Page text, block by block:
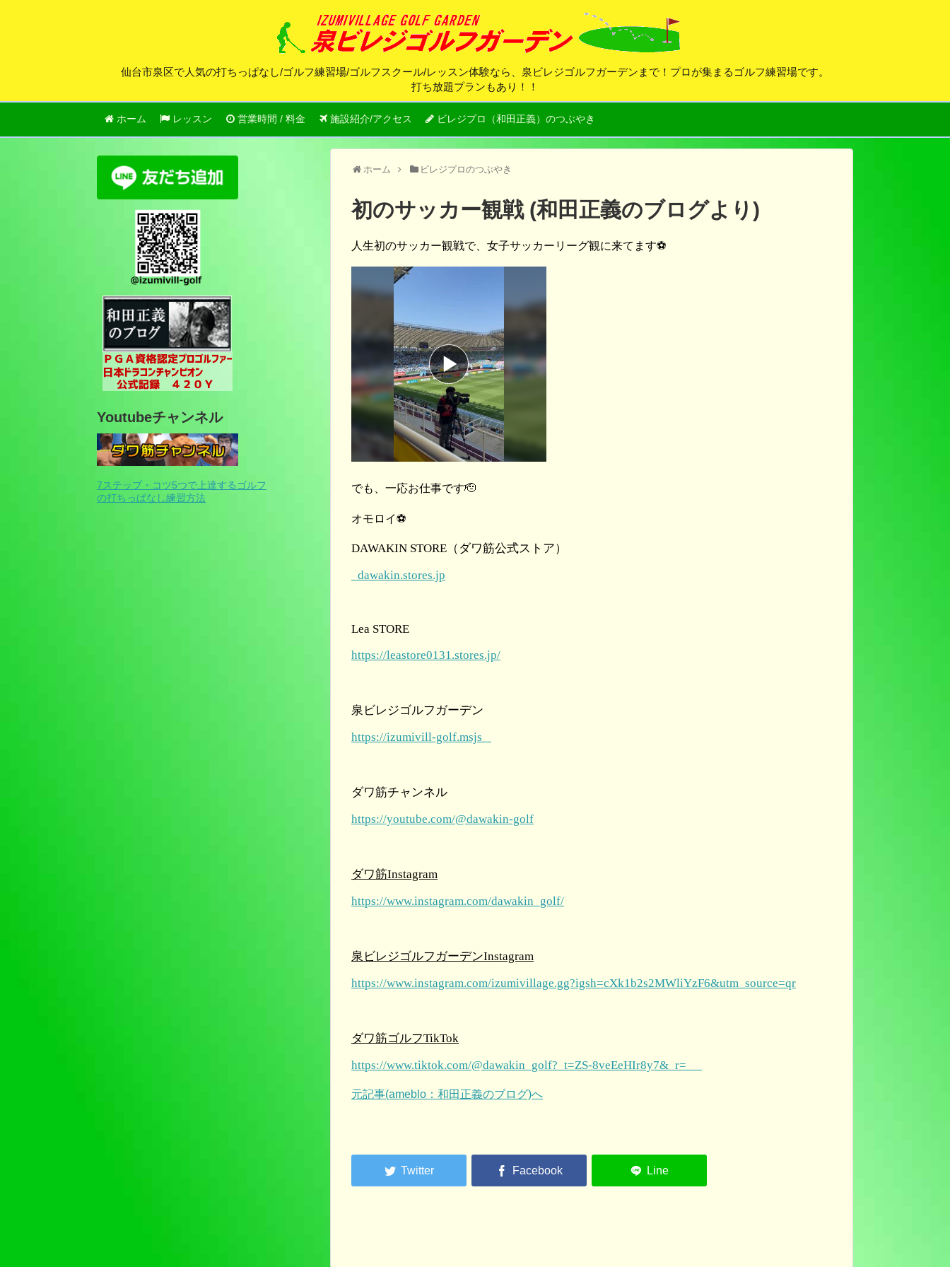
仙台市泉区で人気の打ちっぱなし/ゴルフ練習場/ゴルフスクール/レッスン体験なら、泉ビレジゴルフガーデンまで！プロが集まるゴルフ練習場です。
打ち放題プランもあり！！
ホーム レッスン 営業時間 / 料金 施設紹介/アクセス ビレジプロ（和田正義）のつぶやき
ホーム ビレジプロのつぶやき
初のサッカー観戦 (和田正義のブログより)
人生初のサッカー観戦で、女子サッカーリーグ観に来てます⚽️
でも、一応お仕事です🫡
オモロイ⚽️
DAWAKIN STORE（ダワ筋公式ストア）
dawakin.stores.jp
Lea STORE
https://leastore0131.stores.jp/
泉ビレジゴルフガーデン
https://izumivill-golf.msjs
ダワ筋チャンネル
https://youtube.com/@dawakin-golf
ダワ筋Instagram
https://www.instagram.com/dawakin_golf/
泉ビレジゴルフガーデンInstagram
https://www.instagram.com/izumivillage.gg?igsh=cXk1b2s2MWliYzF6&utm_source=qr
ダワ筋ゴルフTikTok
https://www.tiktok.com/@dawakin_golf?_t=ZS-8veEeHIr8y7&_r=
元記事(ameblo：和田正義のブログ)へ
Youtubeチャンネル
7ステップ・コツ5つで上達するゴルフ
の打ちっぱなし練習方法